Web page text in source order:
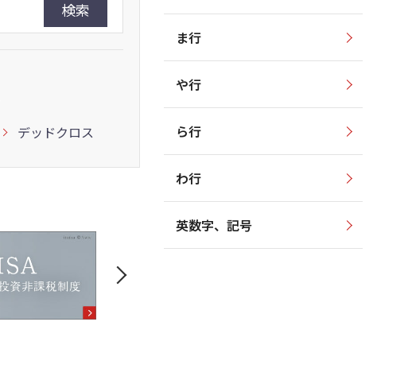
検索
デッドクロス
ま行
や行
ら行
わ行
英数字、記号